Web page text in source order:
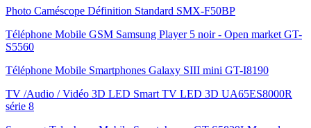
Photo Caméscope Définition Standard SMX-F50BP
Téléphone Mobile GSM Samsung Player 5 noir - Open market GT-
S5560
Téléphone Mobile Smartphones Galaxy SIII mini GT-I8190
TV /Audio / Vidéo 3D LED Smart TV LED 3D UA65ES8000R
série 8